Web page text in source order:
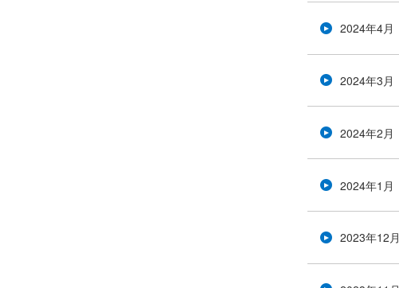
2024年4月
2024年3月
2024年2月
2024年1月
2023年12月